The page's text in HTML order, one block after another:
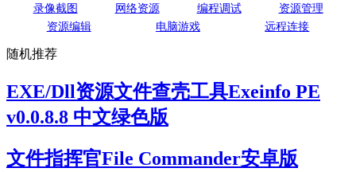
录像截图
网络资源 编程调试
资源管理
资源编辑
电脑游戏 远程连接
随机推荐
EXE/Dll资源文件查壳工具Exeinfo PE
v0.0.8.8 中文绿色版
文件指挥官File Commander安卓版